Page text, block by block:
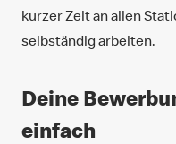
kurzer Zeit an allen
selbständig arbeiten.
Deine
einfach